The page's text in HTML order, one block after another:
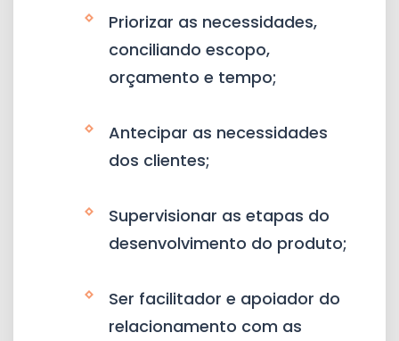
Priorizar as necessidades,
conciliando escopo,
orçamento e tempo;
Antecipar as necessidades
dos clientes;
Supervisionar as etapas do
desenvolvimento do produto;
Ser facilitador e apoiador do
relacionamento com as